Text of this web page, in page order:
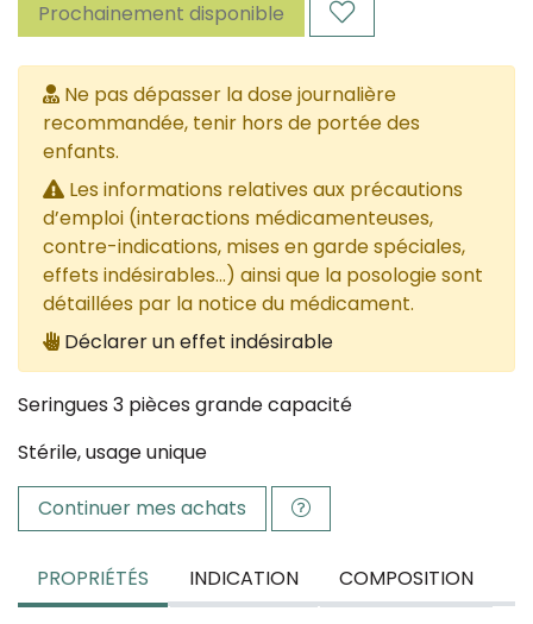
Prochainement disponible
Ne pas dépasser la dose journalière
recommandée, tenir hors de portée des
enfants.
Les informations relatives aux précautions
d’emploi (interactions médicamenteuses,
contre-indications, mises en garde spéciales,
effets indésirables...) ainsi que la posologie sont
détaillées par la notice du médicament.
Déclarer un effet indésirable
Seringues 3 pièces grande capacité
Stérile, usage unique
Continuer mes achats
PROPRIÉTÉS INDICATION COMPOSITION